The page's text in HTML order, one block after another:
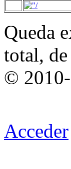
Queda
total,
©
Acceder